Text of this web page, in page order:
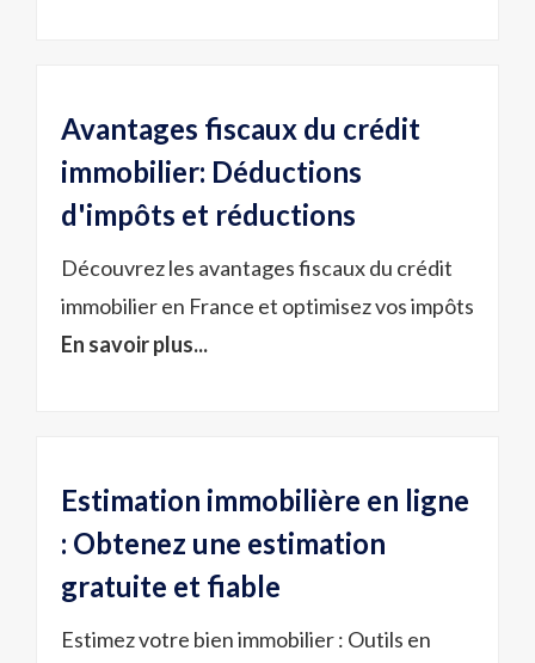
Avantages fiscaux du crédit
immobilier: Déductions
d'impôts et réductions
Découvrez les avantages fiscaux du crédit
immobilier en France et optimisez vos impôts
En savoir plus...
Estimation immobilière en ligne
: Obtenez une estimation
gratuite et fiable
Estimez votre bien immobilier : Outils en